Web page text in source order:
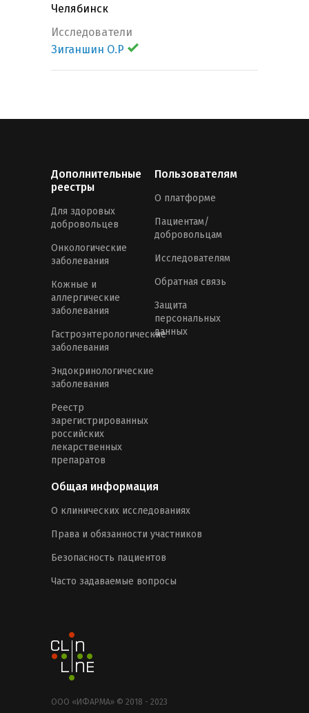
Челябинск
Исследователи
Зиганшин О.Р
Дополнительные
реестры
Для здоровых
добровольцев
Онкологические
заболевания
Кожные и
аллергические
заболевания
Гастроэнтерологические
заболевания
Эндокринологические
заболевания
Реестр
зарегистрированных
российских
лекарственных
препаратов
Пользователям
О платформе
Пациентам/
добровольцам
Исследователям
Обратная связь
Защита
персональных
данных
Общая информация
О клинических исследованиях
Права и обязанности участников
Безопасность пациентов
Часто задаваемые вопросы
ООО «ИФАРМА» © 2018 - 2023